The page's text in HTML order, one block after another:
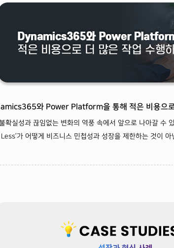
와 Power Platform을 통해 적은 비용으
확실성과 끊임없는 변화의 역풍 속에서 앞으로 나아갈 수
가 어떻게 비즈니스 민첩성과 성장을 제한하는 것이